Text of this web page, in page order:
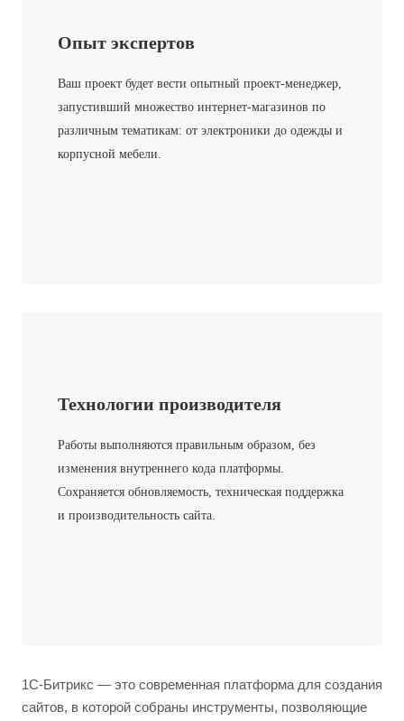
Опыт экспертов
Ваш проект будет вести опытный проект-менеджер,
запустивший множество интернет-магазинов по
различным тематикам: от электроники до одежды и
корпусной мебели.
Технологии производителя
Работы выполняются правильным образом, без
изменения внутреннего кода платформы.
Сохраняется обновляемость, техническая поддержка
и производительность сайта.
1С-Битрикс — это современная платформа для создания
сайтов, в которой собраны инструменты, позволяющие